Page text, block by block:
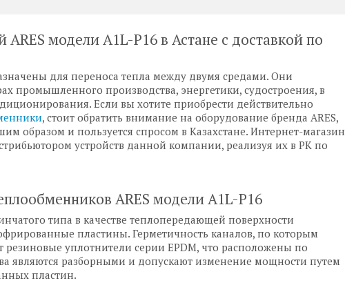
модели A1L-P16 в Астане с доставкой по
для переноса тепла между двумя средами. Они
промышленного производства, энергетики, судостроения, в
Если вы хотите приобрести действительно
, стоит обратить внимание на оборудование бренда ARES,
образом и пользуется спросом в Казахстане. Интернет-магазин
устройств данной компании, реализуя их в РК по
ARES модели A1L-P16
типа в качестве теплопередающей поверхности
пластины. Герметичность каналов, по которым
резиновые уплотнители серии EPDM, что расположены по
являются разборными и допускают изменение мощности путем
пластин.